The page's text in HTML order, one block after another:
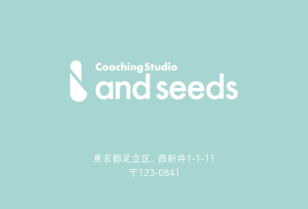
東京都足立区, 西新井1-1-11
〒123-0841